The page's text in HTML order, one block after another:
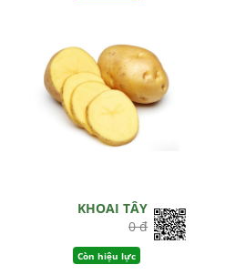
KHOAI TÂY
0 đ
Còn hiệu lực